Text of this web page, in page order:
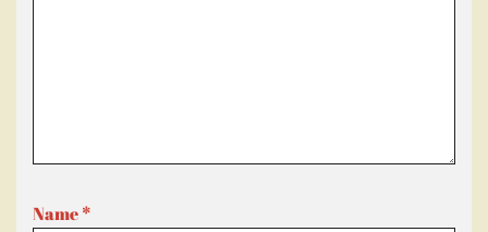
Name*